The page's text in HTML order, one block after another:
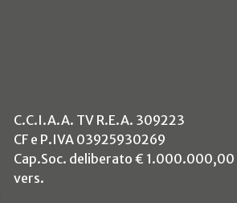
C.C.I.A.A. TV R.E.A. 309223
CF e P.IVA 03925930269
Cap.Soc. deliberato € 1.000.000,00
vers.